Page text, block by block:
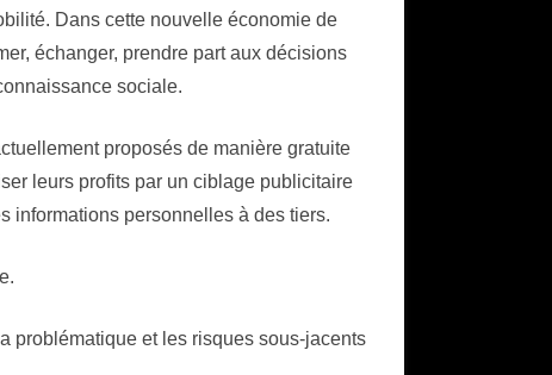
Dans cette nouvelle économie de
échanger, prendre part aux décisions
sociale.
proposés de manière gratuite
leurs profits par un ciblage publicitaire
informations personnelles à des tiers.
problématique et les risques sous-jacents